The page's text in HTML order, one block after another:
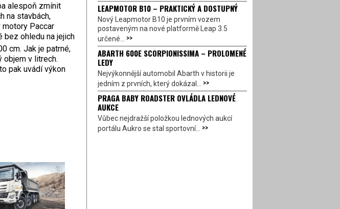
alespoň zmínit
na stavbách,
motory Paccar
bez ohledu na jejich
cm. Jak je patrné,
objem v litrech.
pak uvádí výkon
LEAPMOTOR B10 – PRAKTICKÝ A DOSTUPNÝ
Nový Leapmotor B10 je prvním vozem
postaveným na nové platformě Leap 3.5
určené... >>
ABARTH 600E SCORPIONISSIMA – PROLOMENÉ
LEDY
Nejvýkonnější automobil Abarth v historii je
jedním z prvních, který dokázal... >>
PRAGA BABY ROADSTER OVLÁDLA LEDNOVÉ
AUKCE
Vůbec nejdražší položkou lednových aukcí
portálu Aukro se stal sportovní... >>